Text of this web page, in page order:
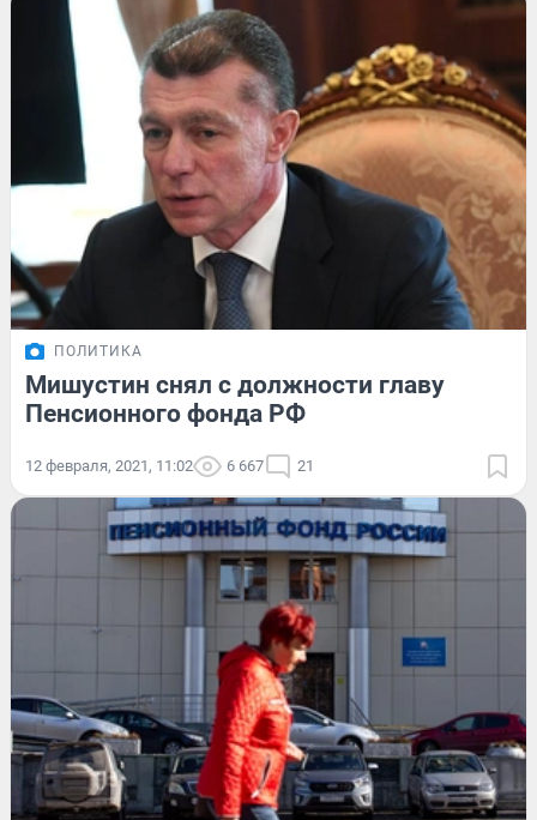
ПОЛИТИКА
Мишустин снял с должности главу
Пенсионного фонда РФ
12 февраля, 2021, 11:02 6 667 21